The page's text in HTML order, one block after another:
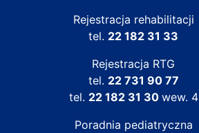
Rejestracja rehabilitacji
tel. 22 182 31 33
Rejestracja RTG
tel. 22 731 90 77
tel. 22 182 31 30 wew. 4
Poradnia pediatryczna